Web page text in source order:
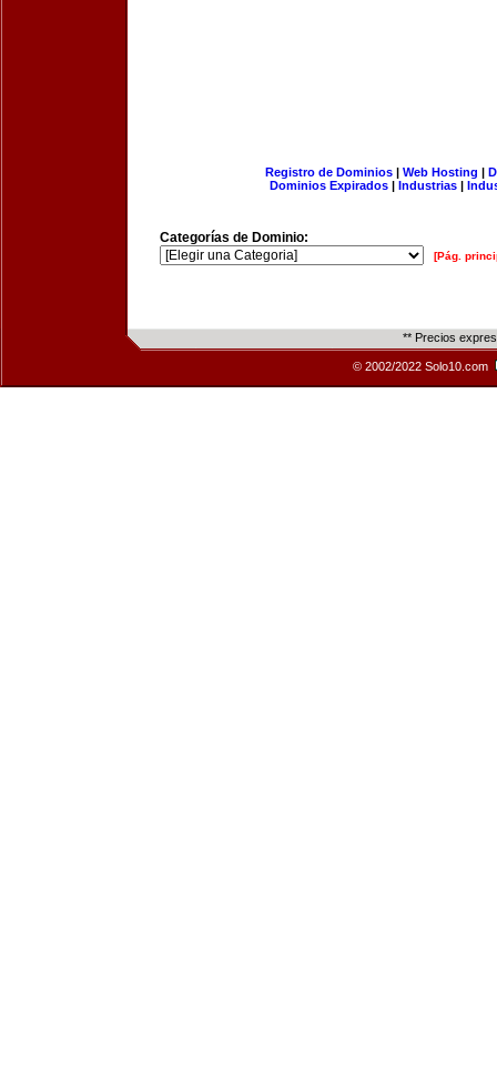
Registro de Dominios| Web Hosting |
Dominios Expirados | Industrias |
Categorías de Dominio:
[Pág.
** Precios
© 2002/2022 Solo10.com